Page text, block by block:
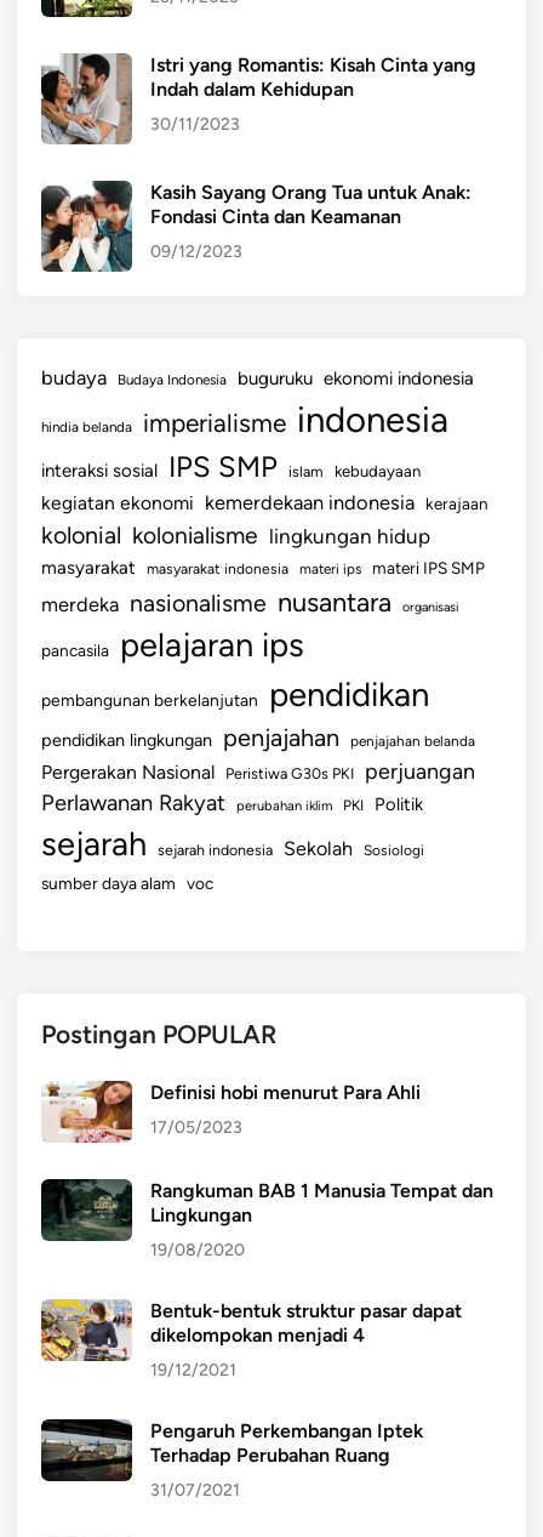
Istri yang Romantis: Kisah Cinta yang
Indah dalam Kehidupan
30/11/2023
Kasih Sayang Orang Tua untuk Anak:
Fondasi Cinta dan Keamanan
09/12/2023
budaya Budaya Indonesia buguruku ekonomi indonesia
hindia belanda imperialisme indonesia
interaksi sosial IPS SMP islam kebudayaan
kegiatan ekonomi kemerdekaan indonesia kerajaan
kolonial kolonialisme lingkungan hidup
masyarakat masyarakat indonesia materi ips materi IPS SMP
merdeka nasionalisme nusantara organisasi
pancasila pelajaran ips
pembangunan berkelanjutan pendidikan
pendidikan lingkungan penjajahan penjajahan belanda
Pergerakan Nasional Peristiwa G30s PKI perjuangan
Perlawanan Rakyat perubahan iklim PKI Politik
sejarah sejarah indonesia Sekolah Sosiologi
sumber daya alam voc
Postingan POPULAR
Definisi hobi menurut Para Ahli
17/05/2023
Rangkuman BAB 1 Manusia Tempat dan
Lingkungan
19/08/2020
Bentuk-bentuk struktur pasar dapat
dikelompokan menjadi 4
19/12/2021
Pengaruh Perkembangan Iptek
Terhadap Perubahan Ruang
31/07/2021